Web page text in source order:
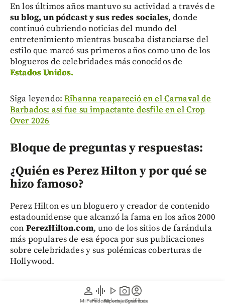
person
Mi Perfil
graphic_eq
Pódcast
play_arrow
Videos
photo_camera
Reportajes gráficos
account_circle
Suscríbete
En los últimos años mantuvo su actividad a través de
su blog, un pódcast y sus redes sociales, donde
continuó cubriendo noticias del mundo del
entretenimiento mientras buscaba distanciarse del
estilo que marcó sus primeros años como uno de los
blogueros de celebridades más conocidos de
Estados Unidos.
Siga leyendo:Rihanna reapareció en el Carnaval de
Barbados: así fue su impactante desfile en el Crop
Over 2026
Bloque de preguntas y respuestas:
¿Quién es Perez Hilton y por qué se
hizo famoso?
Perez Hilton es un bloguero y creador de contenido
estadounidense que alcanzó la fama en los años 2000
con PerezHilton.com, uno de los sitios de farándula
más populares de esa época por sus publicaciones
sobre celebridades y sus polémicas coberturas de
Hollywood.
¿Qué pasó con Perez Hilton durante
la transmisión en vivo por TikTok?